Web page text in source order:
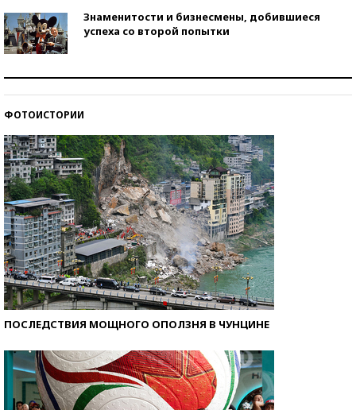
Знаменитости и бизнесмены, добившиеся
успеха со второй попытки
ФОТОИСТОРИИ
ПОСЛЕДСТВИЯ МОЩНОГО ОПОЛЗНЯ В ЧУНЦИНЕ